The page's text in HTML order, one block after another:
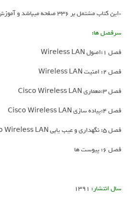
*این کتاب مشتمل بر 336 صفحه میباشد و آموزش ها تماما تصویری هستند
سرفصل ها:
فصل 1:اصول Wireless LAN
فصل 2: امنیت Wireless LAN
فصل 3:معماری Cisco Wireless LAN
فصل 4:پیاده سازی Cisco Wireless LAN
فصل 5: نگهداری و عیب یابی Cisco Wireless LAN
فصل 6: پیوست ها
سال انتشار: